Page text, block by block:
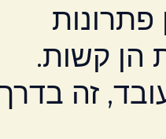
הן קשות.
זה